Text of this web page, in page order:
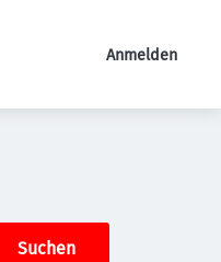
Anmelden
Suchen